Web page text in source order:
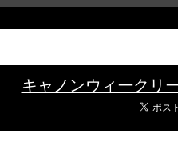
キャノンウィークリ